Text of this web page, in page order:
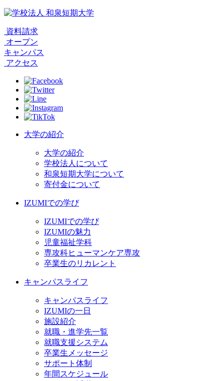
資料請求
オープン
キャンパス
アクセス
大学の紹介
大学の紹介
学校法人について
和泉短期大学について
寄付金について
IZUMIでの学び
IZUMIでの学び
IZUMIの魅力
児童福祉学科
専攻科ヒューマンケア専攻
卒業生のリカレント
キャンパスライフ
キャンパスライフ
IZUMIの一日
施設紹介
就職・進学先一覧
就職支援システム
卒業生メッセージ
サポート体制
年間スケジュール